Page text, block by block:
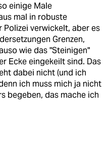
einige Male
mal in robuste
verwickelt, aber es
Grenzen,
wie das "Steinigen"
Ecke eingekeilt sind. Das
dabei nicht (und ich
ich muss mich ja nicht
begeben, das mache ich